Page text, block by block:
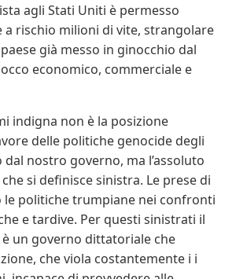
agli Stati Uniti è permesso
rischio milioni di vite, strangolare
già messo in ginocchio dal
economico, commerciale e
indigna non è la posizione
delle politiche genocide degli
nostro governo, ma l’assoluto
si definisce sinistra. Le prese di
le politiche trumpiane nei confronti
e tardive. Per questi sinistrati il
un governo dittatoriale che
che viola costantemente i i